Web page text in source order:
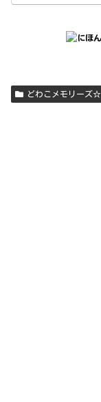
どわこメモリーズ☆